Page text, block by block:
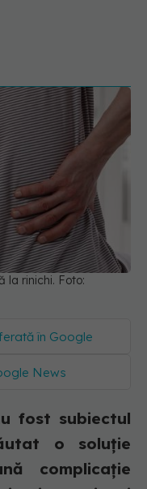
la rinichi. Foto:
în Google
News
fost subiectul
o soluție
complicație